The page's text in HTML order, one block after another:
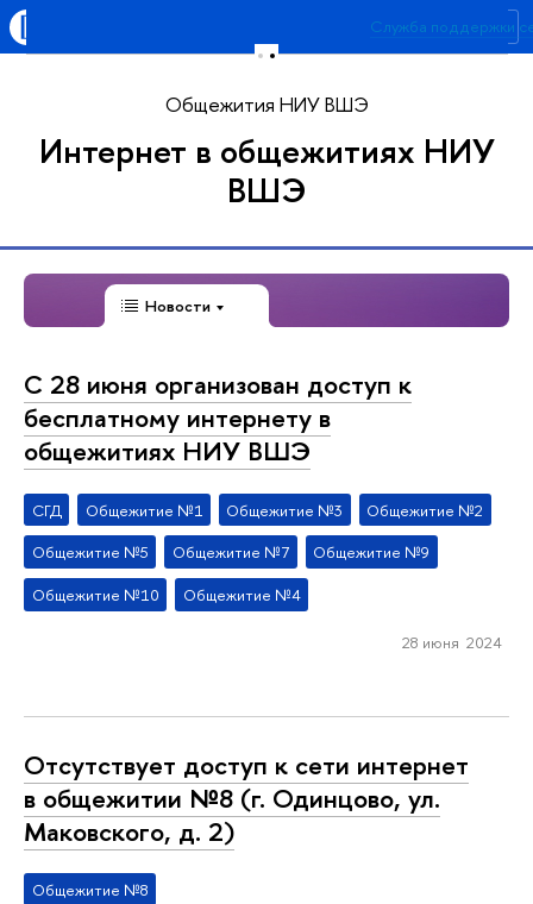
Меню
Общежития НИУ ВШЭ
Интернет в общежитиях НИУ
ВШЭ
Служба поддержки
Новости
С 28 июня организован доступ к
бесплатному интернету в
общежитиях НИУ ВШЭ
СГД Общежитие №1 Общежитие №3
Общежитие №2
Общежитие №5
Общежитие №7
Общежитие №9
Общежитие №10
Общежитие №4
28 июня 2024
Отсутствует доступ к сети интернет
в общежитии №8 (г. Одинцово, ул.
Маковского, д. 2)
Общежитие №8